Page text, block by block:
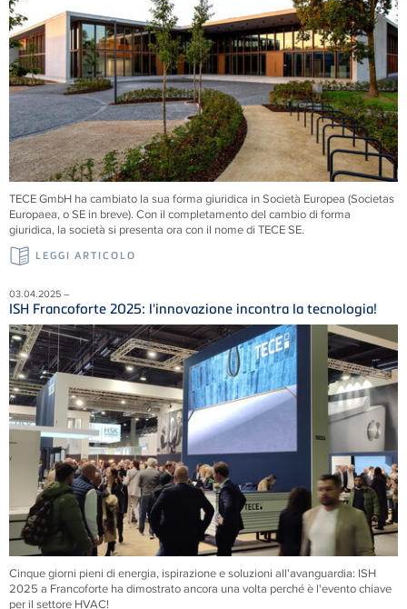
TECEGmbH ha cambiato la sua forma giuridica in Società Europea (Societas
Europaea, o SE in breve). Con il completamento del cambio di forma
giuridica, la società si presenta ora con il nome di TECESE.
LEGGI ARTICOLO
03.04.2025 –
ISH Francoforte 2025: l'innovazione incontra la tecnologia!
Cinque giorni pieni di energia, ispirazione e soluzioni all'avanguardia: ISH
2025 a Francoforte ha dimostrato ancora una volta perché è l'evento chiave
per il settore HVAC!